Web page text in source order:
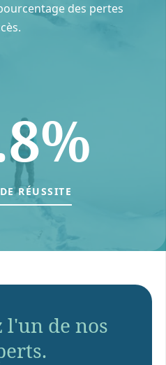
des pertes
RÉUSSITE
l'un de nos